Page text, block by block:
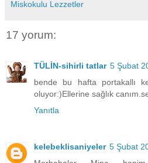
Miskokulu Lezzetler
17 yorum:
TÜLİN-sihirli tatlar 5 Şubat
bende bu hafta portakallı
oluyor:)Ellerine sağlık
Yanıtla
kelebeklisaniyeler 5 Şubat